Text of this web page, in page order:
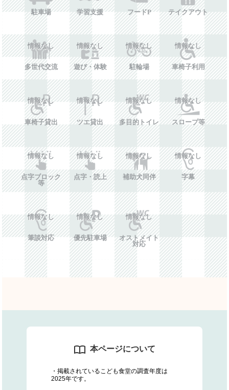
駐車場 学習支援 フードP テイクアウト
情報なし
多世代交流
情報なし
遊び・体験
情報なし
駐輪場
情報なし
車椅子利用
情報なし
車椅子貸出
情報なし
ツエ貸出
情報なし
多目的トイレ
情報なし
スロープ等
情報なし
点字ブロック
等
情報なし
点字・読上
情報なし
補助犬同伴
情報なし
字幕
情報なし
筆談対応
情報なし
優先駐車場
情報なし
オストメイト
対応
本ページについて
・掲載されているこども食堂の調査年度は
2025年です。